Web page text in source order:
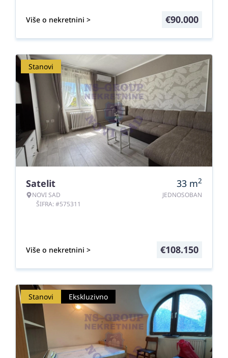
Više o nekretnini > €90.000
Stanovi
Satelit
NOVI SAD
ŠIFRA: #575311
33 m2
JEDNOSOBAN
Više o nekretnini > €108.150
Stanovi Ekskluzivno